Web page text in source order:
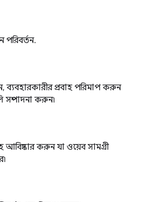
পরিবর্তন.
ব্যবহারকারীর প্রবাহ পরিমাপ করুন
সম্পাদনা করুন৷
আবিষ্কার করুন যা ওয়েব সামগ্রী